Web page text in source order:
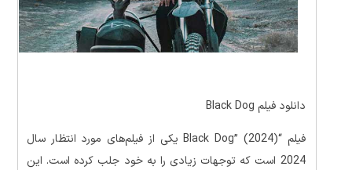
دانلود فیلم Black Dog
فیلم “Black Dog” (2024) یکی از فیلم‌های مورد انتظار سال
2024 است که توجهات زیادی را به خود جلب کرده است. این